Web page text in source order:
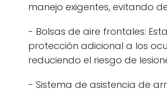
manejo exigentes, evitando
- Bolsas de aire frontales:
protección adicional a los
reduciendo el riesgo de
- Sistema de asistencia de